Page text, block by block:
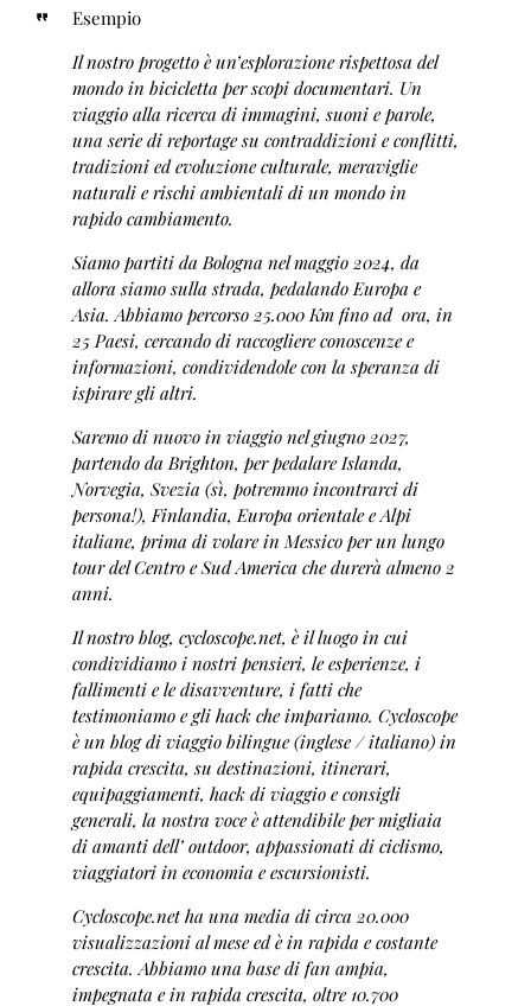
Esempio
Il nostro progetto è un’esplorazione rispettosa del
mondo in bicicletta per scopi documentari. Un
viaggio alla ricerca di immagini, suoni e parole,
una serie di reportage su contraddizioni e conflitti,
tradizioni ed evoluzione culturale, meraviglie
naturali e rischi ambientali di un mondo in
rapido cambiamento.
Siamo partiti da Bologna nel maggio 2024, da
allora siamo sulla strada, pedalando Europa e
Asia. Abbiamo percorso 25.000 Km fino ad ora, in
25 Paesi, cercando di raccogliere conoscenze e
informazioni, condividendole con la speranza di
ispirare gli altri.
Saremo di nuovo in viaggio nel giugno 2027,
partendo da Brighton, per pedalare Islanda,
Norvegia, Svezia (sì, potremmo incontrarci di
persona!), Finlandia, Europa orientale e Alpi
italiane, prima di volare in Messico per un lungo
tour del Centro e Sud America che durerà almeno 2
anni.
Il nostro blog, cycloscope.net, è il luogo in cui
condividiamo i nostri pensieri, le esperienze, i
fallimenti e le disavventure, i fatti che
testimoniamo e gli hack che impariamo. Cycloscope
è un blog di viaggio bilingue (inglese / italiano) in
rapida crescita, su destinazioni, itinerari,
equipaggiamenti, hack di viaggio e consigli
generali, la nostra voce è attendibile per migliaia
di amanti dell’ outdoor, appassionati di ciclismo,
viaggiatori in economia e escursionisti.
Cycloscope.net ha una media di circa 20.000
visualizzazioni al mese ed è in rapida e costante
crescita. Abbiamo una base di fan ampia,
impegnata e in rapida crescita, oltre 10.700